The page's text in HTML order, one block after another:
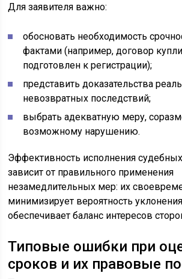
Для заявителя важно:
обосновать необходимость
фактами (например, договор
подготовлен к регистрации);
представить доказательства
невозвратных последствий;
выбрать адекватную меру,
возможному нарушению.
Эффективность исполнения
зависит от правильного применения
незамедлительных мер: их
минимизирует вероятность
обеспечивает баланс интересов
Типовые ошибки при
сроков и их правовые